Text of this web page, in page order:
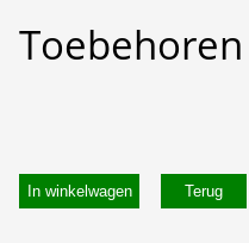
Toebehoren
In winkelwagen